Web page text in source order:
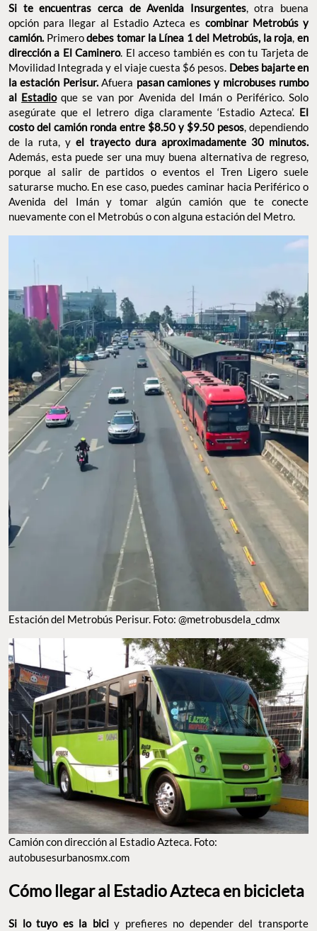
Si te encuentras cerca de Avenida Insurgentes, otra buena
opción para llegar al Estadio Azteca es combinar Metrobús y
camión. Primerodebes tomar la Línea 1 del Metrobús, la roja,en
dirección a El Caminero. El acceso también es con tu Tarjeta de
Movilidad Integrada y el viaje cuesta $6 pesos. Debes bajarte en
la estación Perisur.Afuera pasan camiones y microbuses rumbo
al Estadioque se van por Avenida del Imán o Periférico. Solo
asegúrate que el letrero diga claramente ‘Estadio Azteca’. El
costo del camión ronda entre $8.50 y $9.50 pesos, dependiendo
de la ruta, yel trayecto dura aproximadamente 30 minutos.
Además, esta puede ser una muy buena alternativa de regreso,
porque al salir de partidos o eventos el Tren Ligero suele
saturarse mucho. En ese caso, puedes caminar hacia Periférico o
Avenida del Imán y tomar algún camión que te conecte
nuevamente con el Metrobús o con alguna estación del Metro.
Estación del Metrobús Perisur. Foto: @metrobusdela_cdmx
Camión con dirección al Estadio Azteca. Foto:
autobusesurbanosmx.com
Cómo llegar al Estadio Azteca en bicicleta
Si lo tuyo es la biciy prefieres no depender del transporte